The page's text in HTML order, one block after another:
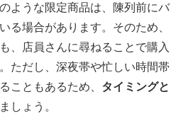
ような限定商品は、陳列前にバ
る場合があります。そのため、
、店員さんに尋ねることで購入
ただし、深夜帯や忙しい時間帯
こともあるため、 タイミングと
しょう。